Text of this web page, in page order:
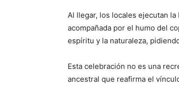
Al llegar, los locales ejecutan la
acompañada por el humo del
espíritu y la naturaleza,
Esta celebración no es una
ancestral que reafirma el